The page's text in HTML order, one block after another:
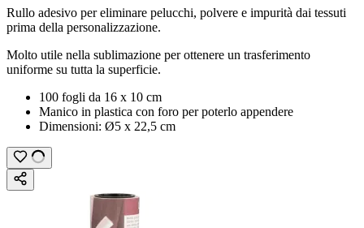
Rullo adesivo per eliminare pelucchi, polvere e impurità dai tessuti
prima della personalizzazione.
Molto utile nella sublimazione per ottenere un trasferimento
uniforme su tutta la superficie.
100 fogli da 16 x 10 cm
Manico in plastica con foro per poterlo appendere
Dimensioni: Ø5 x 22,5 cm